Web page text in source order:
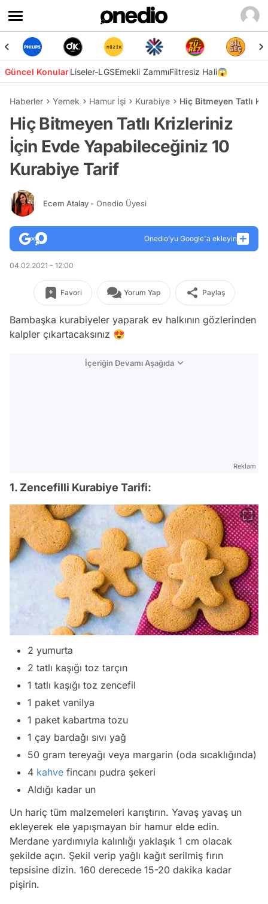
Güncel KonularLiseler-LGSEmekli ZammıFiltresiz Hali😱
Haberler Yemek Hamur İşi Kurabiye Hiç Bitmeyen Tatlı
Hiç Bitmeyen Tatlı Krizleriniz
İçin Evde Yapabileceğiniz 10
Kurabiye Tarif
Ecem Atalay - Onedio Üyesi
Onedio’yu Google'a ekleyin
04.02.2021 - 12:00
Favori Yorum Yap Paylaş
Bambaşka kurabiyeler yaparak ev halkının gözlerinden
kalpler çıkartacaksınız 😍
İçeriğin Devamı Aşağıda
Reklam
1. Zencefilli Kurabiye Tarifi:
2 yumurta
2 tatlı kaşığı toz tarçın
1 tatlı kaşığı toz zencefil
1 paket vanilya
1 paket kabartma tozu
1 çay bardağı sıvı yağ
50 gram tereyağı veya margarin (oda sıcaklığında)
4 kahve fincanı pudra şekeri
Aldığı kadar un
Un hariç tüm malzemeleri karıştırın. Yavaş yavaş un
ekleyerek ele yapışmayan bir hamur elde edin.
Merdane yardımıyla kalınlığı yaklaşık 1 cm olacak
şekilde açın. Şekil verip yağlı kağıt serilmiş fırın
tepsisine dizin. 160 derecede 15-20 dakika kadar
pişirin.